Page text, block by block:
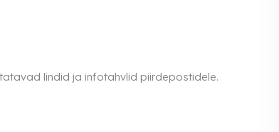
lindid ja infotahvlid piirdepostidele.